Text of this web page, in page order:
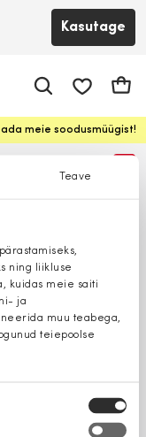
Teave
ning liikluse
kuidas meie saiti
ja
muu teabega,
teiepoolse
Kasutage
meie soodusmüügist!